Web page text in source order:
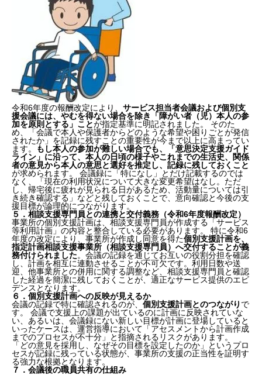
令和6年度の報酬改定により、 サービス担当者会議および個別支
援会議には、やむを得ない場合を除き「障がい者（児）本人の参
加を原則とする」ことが指定基準に明記されました。 そのた
め、「会議で本人や保護者からどのような希望や困りごとが発信
されたか」を記録に残すことの重要性が今まで以上に高まってい
ます。
もし本人の参加が難しい場合でも、「意思決定支援ガイド
ライン」に沿って、本人の日頃の様子やこれまでの生活史、関係
者の意見から本人の意思と選好を推定し、記録に残しておくこと
が求められます。 会議録に「特になし」とだけ記載するのでは
なく、「現在の利用状況について大きな変更希望はなし。ただ
し、帰宅後に疲れが見られる日があるため、活動量については引
き続き確認する」などと残しておくことで、意向確認と今後の支
援目標が論理的につながります。
５．相談支援専門員との連携と交付義務（令和6年度報酬改定）
事業所の個別支援計画は、相談支援専門員が作成する「サービス
等利用計画」の内容と整合している必要があります。 特に令和6
年度の改定により、事業所が作成し同意を得た個別支援計画を、
指定計画相談支援事業所（相談支援専門員）へ交付することが義
務付けられました。会議の記録を通じてお互いの役割分担を確認
し、計画を相互に連動させることが不可欠です。利用日数や送
迎、他事業所との併用に関する調整など、相談支援専門員と確認
した経過を簡潔に残しておくことが、適正なサービス提供のエビ
デンスとなります。
６．個別支援計画への反映が見えるか
会議の記録で特に確認されるのが、 個別支援計画とのつながり で
す。 会議で支援上の課題が出ているのに計画に反映されていな
い、あるいは、会議録にない新しい目標が計画に登場していると
いったケースは、運営指導において「アセスメントから計画作成
までのプロセスが不十分」と指摘されるリスクがあります。
「どの意見を採用し、なぜその目標を設定したのか」というプロ
セスが記録に残っている状態が、事業所の支援の正当性を証明す
る強力な根拠となります。
７．会議後の職員共有の仕組み
１．会議を開いたことより「何を確認したか」を残す
２．出席者は「氏名」だけでなく「立場」も明記する
３．情報共有と決定事項を分けて記録する
４．本人・保護者の意向の反映（令和6年度報酬改
定）